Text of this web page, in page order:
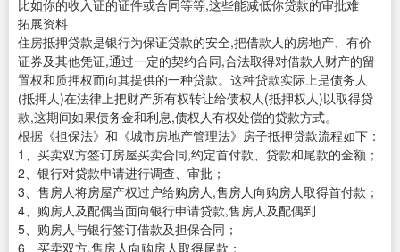
比如你的收入证的证件或合同等等,这些能减低你贷款的审批难
拓展资料
住房抵押贷款是银行为保证贷款的安全,把借款人的房地产、有价
证券及其他凭证,通过一定的契约合同,合法取得对借款人财产的留
置权和质押权而向其提供的一种贷款。这种贷款实际上是债务人
(抵押人)在法律上把财产所有权转让给债权人(抵押权人)以取得贷
款,这期间如果债务金和利息,债权人有权处偿的贷款方式。
根据《担保法》和《城市房地产管理法》房子抵押贷款流程如下：
1、买卖双方签订房屋买卖合同,约定首付款、贷款和尾款的金额；
2、银行对贷款申请进行调查、审批；
3、售房人将房屋产权过户给购房人,售房人向购房人取得首付款；
4、购房人及配偶当面向银行申请贷款,售房人及配偶到
5、购房人与银行签订借款及担保合同；
6、买卖双方,售房人向购房人取得尾款；